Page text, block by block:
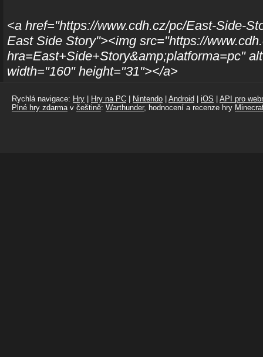
<a href="https://www.cdh.cz/pc/East-Side-
East Side Story"><img src="https://
hra=East+Side+Story&amp;platforma=pc"
width="160" height="31"></a>
Rychlá navigace: Hry Hry na PC Nintendo Android iOS
API pro
Plné hry zdarmav češtině: Warthunder, hodnocení a recenze hry